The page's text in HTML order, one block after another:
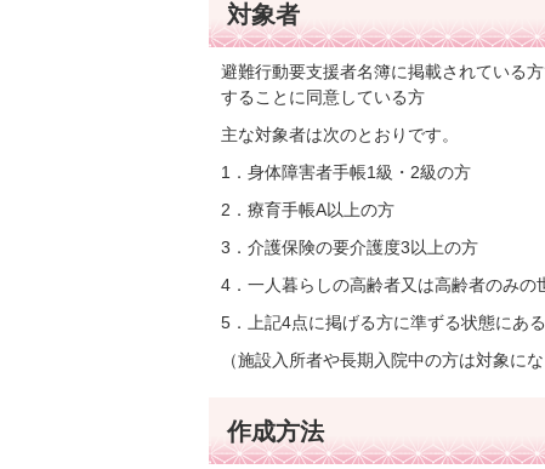
対象者
避難行動要支援者名簿に掲載されている
することに同意している方
主な対象者は次のとおりです。
1．身体障害者手帳1級・2級の方
2．療育手帳A以上の方
3．介護保険の要介護度3以上の方
4．一人暮らしの高齢者又は高齢者のみ
5．上記4点に掲げる方に準ずる状態にあ
（施設入所者や長期入院中の方は対象にな
作成方法